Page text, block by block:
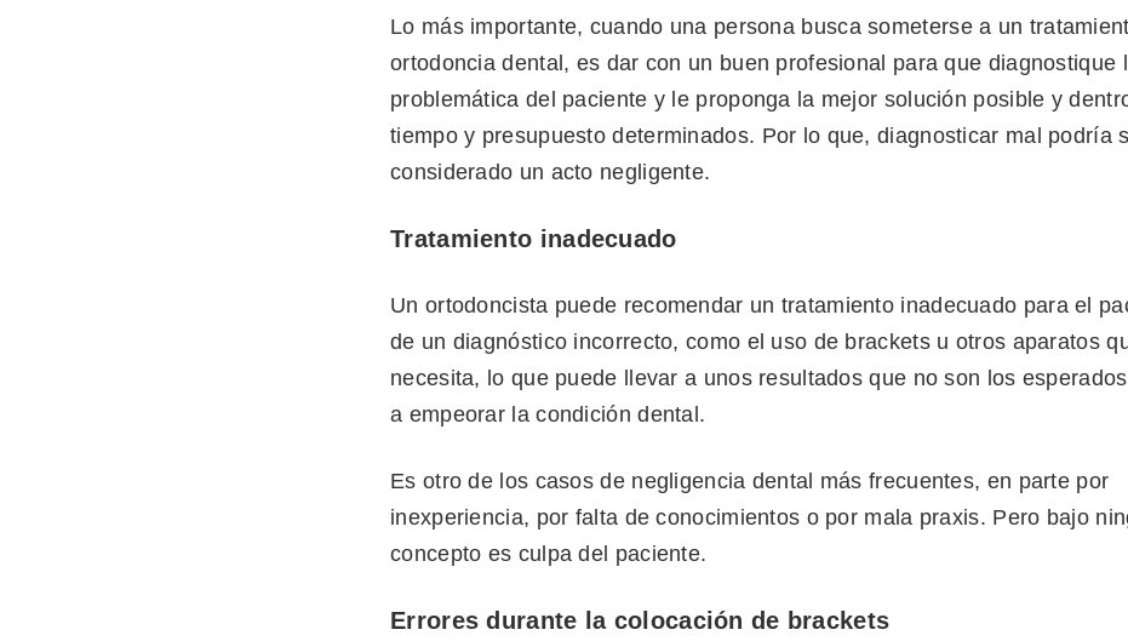
Lo más importante, cuando una persona busca someterse a un
ortodoncia dental, es dar con un buen profesional para que diagnostique
problemática del paciente y le proponga la mejor solución posible y
tiempo y presupuesto determinados. Por lo que, diagnosticar mal podría
considerado un acto negligente.
Tratamiento inadecuado
Un ortodoncista puede recomendar un tratamiento inadecuado para el
de un diagnóstico incorrecto, como el uso de brackets u otros aparatos
necesita, lo que puede llevar a unos resultados que no son los
a empeorar la condición dental.
Es otro de los casos de negligencia dental más frecuentes, en parte por
inexperiencia, por falta de conocimientos o por mala praxis. Pero bajo
concepto es culpa del paciente.
Errores durante la colocación de brackets